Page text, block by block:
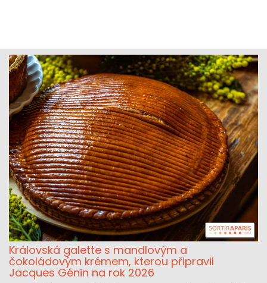
Královská galette s mandlovým a
čokoládovým krémem, kterou připravil
Jacques Génin na rok 2026